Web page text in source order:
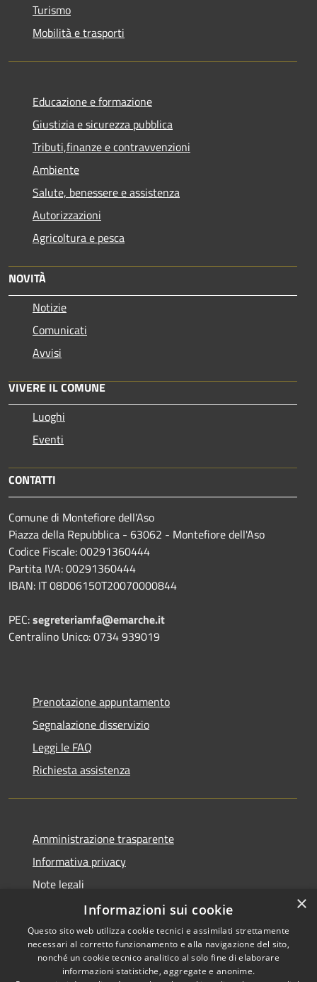
Turismo
Mobilità e trasporti
Educazione e formazione
Giustizia e sicurezza pubblica
Tributi,finanze e contravvenzioni
Ambiente
Salute, benessere e assistenza
Autorizzazioni
Agricoltura e pesca
NOVITÀ
Notizie
Comunicati
Avvisi
VIVERE IL COMUNE
Luoghi
Eventi
CONTATTI
Comune di Montefiore dell'Aso
Piazza della Repubblica - 63062 - Montefiore dell'Aso
Codice Fiscale: 00291360444
Partita IVA: 00291360444
IBAN: IT 08D06150T20070000844
PEC:segreteriamfa@emarche.it
Centralino Unico: 0734 939019
Prenotazione appuntamento
Segnalazione disservizio
Leggi le FAQ
Richiesta assistenza
Amministrazione trasparente
Informativa privacy
Note legali
Dichiarazione di accessibilità
RSS Copyright © 2026 • Comune di
×
Informazioni sui cookie
Questo sito web utilizza cookie tecnici e assimilati strettamente
necessari al corretto funzionamento e alla navigazione del sito,
nonché un cookie tecnico analitico al solo fine di elaborare
informazioni statistiche, aggregate e anonime.